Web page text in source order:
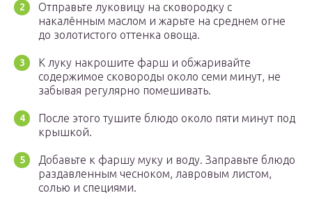
Отправьте луковицу на сковородку с
накалённым маслом и жарьте на среднем огне
до золотистого оттенка овоща.
К луку накрошите фарш и обжаривайте
содержимое сковороды около семи минут, не
забывая регулярно помешивать.
После этого тушите блюдо около пяти минут под
крышкой.
Добавьте к фаршу муку и воду. Заправьте блюдо
раздавленным чесноком, лавровым листом,
солью и специями.